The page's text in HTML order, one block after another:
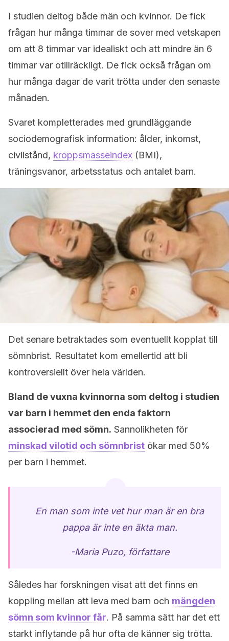
I studien deltog både män och kvinnor. De fick
frågan hur många timmar de sover med vetskapen
om att 8 timmar var idealiskt och att mindre än 6
timmar var otillräckligt. De fick också frågan om
hur många dagar de varit trötta under den senaste
månaden.
Svaret kompletterades med grundläggande
sociodemografisk information: ålder, inkomst,
civilstånd, kroppsmasseindex (BMI),
träningsvanor, arbetsstatus och antalet barn.
Det senare betraktades som eventuellt kopplat till
sömnbrist. Resultatet kom emellertid att bli
kontroversiellt över hela världen.
Bland de vuxna kvinnorna som deltog i studien
var barn i hemmet den enda faktorn
associerad med sömn. Sannolikheten för
minskad vilotid och sömnbrist ökar med 50%
per barn i hemmet.
En man som inte vet hur man är en bra
pappa är inte en äkta man.
-Maria Puzo, författare
Således har forskningen visat att det finns en
koppling mellan att leva med barn och mängden
sömn som kvinnor får. På samma sätt har det ett
starkt inflytande på hur ofta de känner sig trötta.